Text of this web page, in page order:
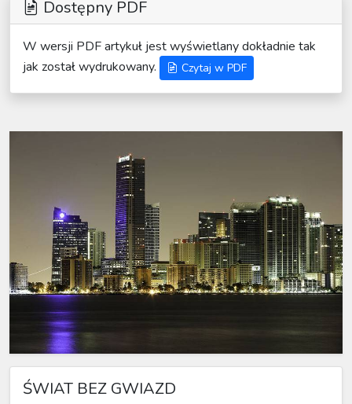
Dostępny PDF
W wersji PDF artykuł jest wyświetlany dokładnie tak
jak został wydrukowany.
Czytaj w PDF
ŚWIAT BEZ GWIAZD